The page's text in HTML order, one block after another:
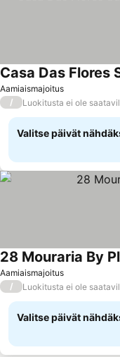
Aamiaismajoitus
/ Luokitusta ei ole
Valitse päivät
Aamiaismajoitus
28 Mouraria By
/ Luokitusta ei ole
Valitse päivät